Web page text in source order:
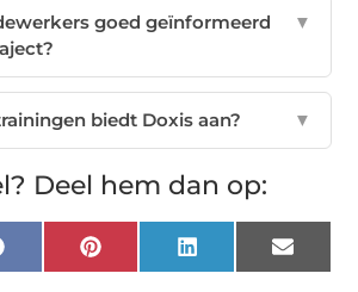
goed geïnformeerd
▼
biedt Doxis aan? ▼
Deel hem dan op:
FacebookPinterest LinkedIn Email